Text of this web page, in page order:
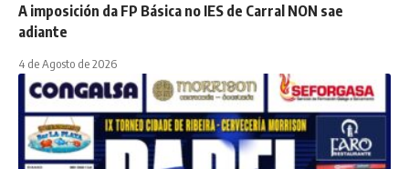
A imposición da FP Básica no IES de Carral NON sae
adiante
4 de Agosto de 2026